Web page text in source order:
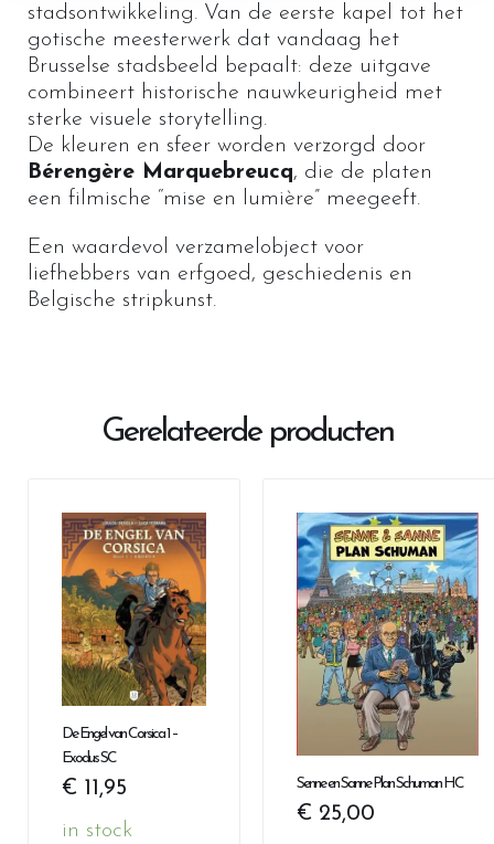
stadsontwikkeling. Van de eerste kapel tot het
gotische meesterwerk dat vandaag het
Brusselse stadsbeeld bepaalt: deze uitgave
combineert historische nauwkeurigheid met
sterke visuele storytelling.
De kleuren en sfeer worden verzorgd door
Bérengère Marquebreucq, die de platen
een filmische “mise en lumière” meegeeft.
Een waardevol verzamelobject voor
liefhebbers van erfgoed, geschiedenis en
Belgische stripkunst.
Gerelateerde producten
De Engel van Corsica 1 –
Exodus SC
€ 11,95
in stock
Senne en Sanne Plan Schuman HC
€ 25,00